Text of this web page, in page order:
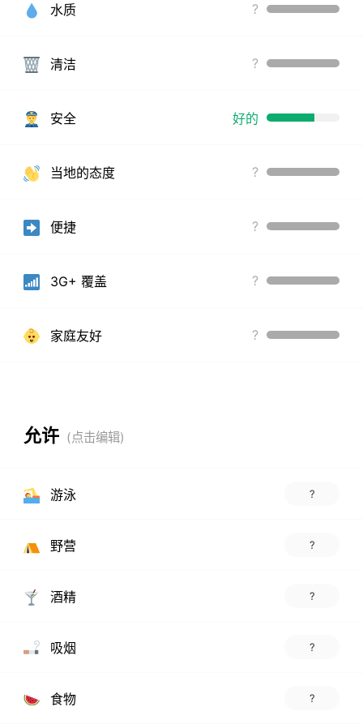
水质 ?
清洁 ?
安全 好的
当地的态度 ?
便捷 ?
3G+ 覆盖 ?
家庭友好 ?
允许
游泳 ?
野营 ?
酒精 ?
吸烟 ?
食物 ?